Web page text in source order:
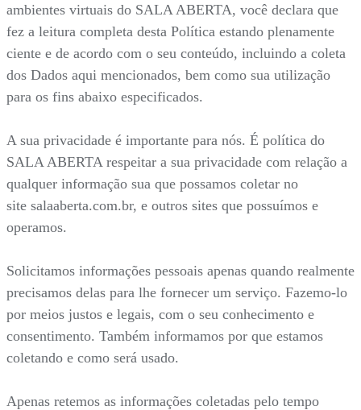
ambientes virtuais do SALA ABERTA, você declara que
fez a leitura completa desta Política estando plenamente
ciente e de acordo com o seu conteúdo, incluindo a coleta
dos Dados aqui mencionados, bem como sua utilização
para os fins abaixo especificados.
A sua privacidade é importante para nós. É política do
SALA ABERTA respeitar a sua privacidade com relação a
qualquer informação sua que possamos coletar no
site salaaberta.com.br, e outros sites que possuímos e
operamos.
Solicitamos informações pessoais apenas quando realmente
precisamos delas para lhe fornecer um serviço. Fazemo-lo
por meios justos e legais, com o seu conhecimento e
consentimento. Também informamos por que estamos
coletando e como será usado.
Apenas retemos as informações coletadas pelo tempo